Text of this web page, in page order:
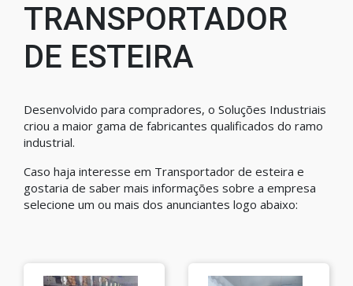
TRANSPORTADOR
DE ESTEIRA
Desenvolvido para compradores, o Soluções Industriais
criou a maior gama de fabricantes qualificados do ramo
industrial.
Caso haja interesse em Transportador de esteira e
gostaria de saber mais informações sobre a empresa
selecione um ou mais dos anunciantes logo abaixo: